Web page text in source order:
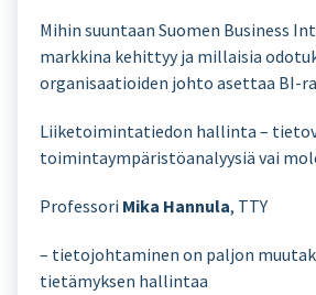
Mihin suuntaan Suomen Business
markkina kehittyy ja millaisia
organisaatioiden johto asettaa BI-
Liiketoimintatiedon hallinta –
toimintaympäristöanalyysiä vai
Professori Mika Hannula, TTY
– tietojohtaminen on paljon
tietämyksen hallintaa